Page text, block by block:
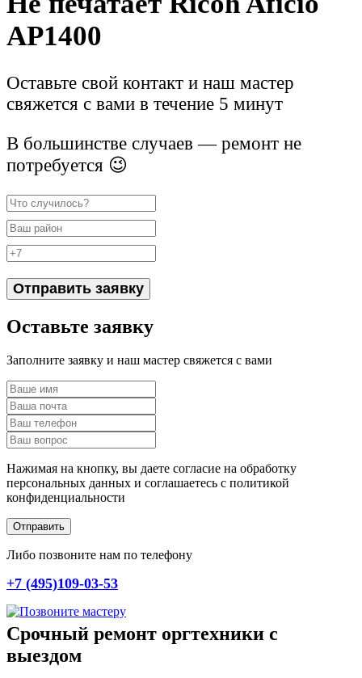
AP1400
Оставьте свой контакт и наш мастер
свяжется с вами в течение 5 минут
В большинстве случаев — ремонт не
потребуется 😉
Отправить заявку
Оставьте заявку
Заполните заявку и наш мастер свяжется с вами
Нажимая на кнопку, вы даете согласие на обработку
персональных данных и соглашаетесь c политикой
конфиденциальности
Отправить
Либо позвоните нам по телефону
+7 (495)109-03-53
Срочный ремонт оргтехники с
выездом